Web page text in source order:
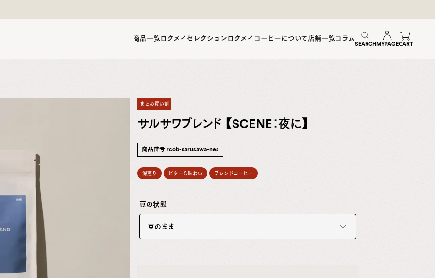
商品一覧ロクメイセレクションロクメイコーヒーについて店舗一覧コラム
SEARCHMYPAGECART
まとめ買い割
サルサワブレンド 【SCENE：夜に】
商品番号 rcob-sarusawa-nes
深煎り ビターな味わい ブレンドコーヒー
豆の状態
豆のまま